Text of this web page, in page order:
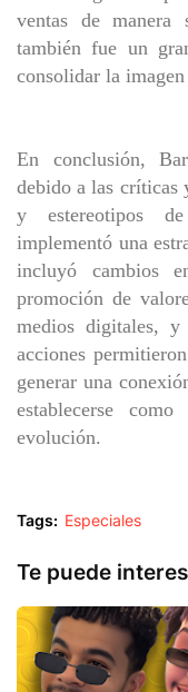
ventas de manera
también fue un
consolidar la
En conclusión,
debido a las críticas
y estereotipos
implementó una
incluyó cambios
promoción de
medios digitales, y
acciones
generar una
establecerse
evolución.
Tags: Especiales
Te puede